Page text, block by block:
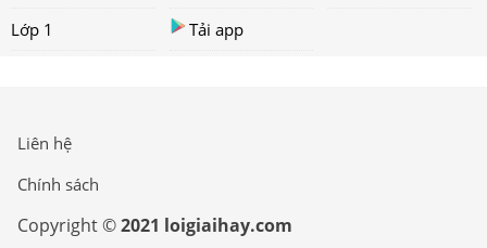
Lớp 1
Tải app
Liên hệ
Chính sách
Copyright ©2021 loigiaihay.com